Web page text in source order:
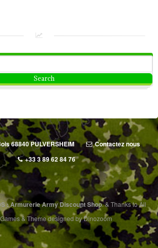
68840 PULVERSHEIM
Contactez nous
+33 3 89 62 84 76
: Armurerie Army Discount Shop.& Thanks toAll
& Theme designed byDinozoom